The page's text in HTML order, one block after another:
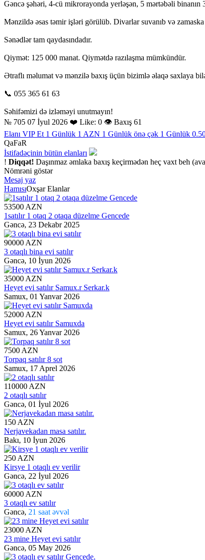
Gəncə şəhəri, 4-cü mikrorayonda yerləşən, 5 mərtəbəli binanın
Mənzildə əsas təmir işləri görülüb. Divarlar suvanıb və
Sənədlər tam qaydasındadır.
Qiymət: 125 000 manat. Qiymətdə razılaşma mümkündür.
Ətraflı məlumat və mənzilə baxış üçün bizimlə əlaqə saxlaya
📞 055 365 61 63
Səhifəmizi də izləməyi unutmayın!
№ 705 07 İyul 2026 ❤️ Like: 0 👁 Baxış 61
Elanı VIP Et 1 Günlük 1 AZN 1 Günlük önə çək 1 Günlük
QaFaR
İstifadəçinin bütün elanları
! Diqqət! Daşınmaz əmlaka baxış keçirmədən heç vaxt beh
Nömrəni göstər
Mesaj yaz
HamısıOxşar Elanlar
53500 AZN
1satılır 1 otaq 2 otaqa düzelme Gencede
Gəncə, 23 Dekabr 2025
90000 AZN
3 otaqlı bina evi satılır
Gəncə, 10 İyun 2026
35000 AZN
Heyet evi satılır Samux.r Serkar.k
Samux, 01 Yanvar 2026
52000 AZN
Heyet evi satılır Samuxda
Samux, 26 Yanvar 2026
7500 AZN
Torpaq satılır 8 sot
Samux, 17 Aprel 2026
110000 AZN
2 otaqlı satılır
Gəncə, 01 İyul 2026
150 AZN
Nerjavekadan masa satılır.
Bakı, 10 İyun 2026
250 AZN
Kirsye 1 otaqlı ev verilir
Gəncə, 22 İyul 2026
60000 AZN
3 otaqlı ev satılır
Gəncə, 21 saat əvvəl
23000 AZN
23 mine Heyet evi satılır
Gəncə, 05 May 2026